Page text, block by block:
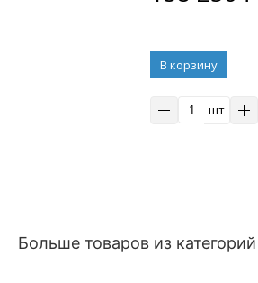
В корзину
шт
Больше товаров из категорий